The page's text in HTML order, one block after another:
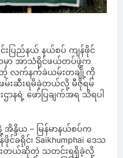
င်းပြည်နယ် နယ်စပ် ကျန်ဖိုင်
ေသမှာ အာသံရိုင်ဖယ်တပ်ဖွဲ့က
တဲ့ လက်နက်ခဲယမ်းတချို့ကို
းဆီးရမိခဲ့တယ်လို့ မီဇိုရမ်
ာနရဲ့ ဖော်ပြချက်အရ သိရပါ
ဒိယ – မြန်မာနယ်စပ်က
င်ခရိုင်၊ Saikhumphai ဒေသ
တယ်ဆိုတဲ့ သတင်းရရှိခဲ့လို့